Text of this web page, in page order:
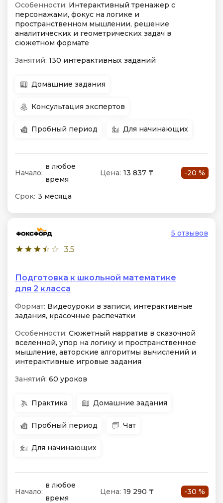
Особенности: Интерактивный тренажер с
персонажами, фокус на логике и
пространственном мышлении, решение
аналитических и геометрических задач в
сюжетном формате
Занятий: 130 интерактивных заданий
Домашние задания
Консультация экспертов
Пробный период Для начинающих
Начало:
в любое
время
Цена: 13 837 ₸ -20 %
Срок: 3 месяца
3.5
5 отзывов
Подготовка к школьной математике
для 2 класса
Формат: Видеоуроки в записи, интерактивные
задания, красочные распечатки
Особенности: Сюжетный нарратив в сказочной
вселенной, упор на логику и пространственное
мышление, авторские алгоритмы вычислений и
интерактивные игровые задания
Занятий: 60 уроков
Практика Домашние задания
Пробный период Чат
Для начинающих
Начало:
в любое
время
Цена: 19 290 ₸ -30 %